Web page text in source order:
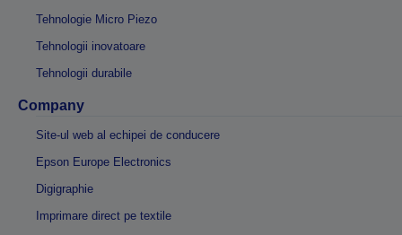
Tehnologie Micro Piezo
Tehnologii inovatoare
Tehnologii durabile
Company
Site-ul web al echipei de conducere
Epson Europe Electronics
Digigraphie
Imprimare direct pe textile